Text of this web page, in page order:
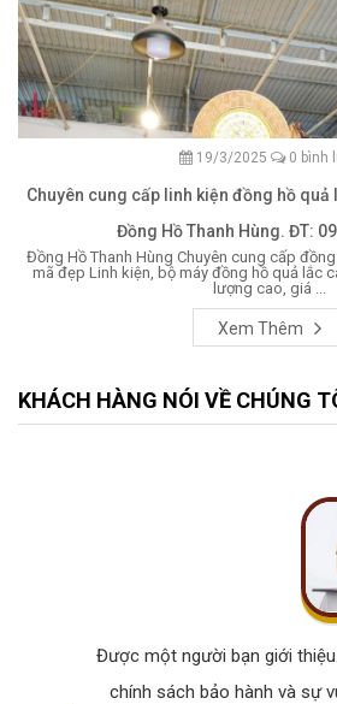
19/3/2025 0 bình
Chuyên cung cấp linh kiện đồng hồ
Đồng Hồ Thanh Hùng. ĐT:
Đồng Hồ Thanh Hùng Chuyên cung cấp
mã đẹp Linh kiện, bộ máy đồng hồ quả lắc
lượng cao, giá ...
Xem Thêm
KHÁCH HÀNG NÓI VỀ CHÚNG
Được một người bạn giới
chính sách bảo hành và sự